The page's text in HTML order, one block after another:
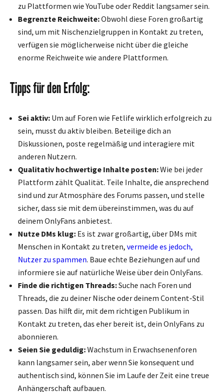
zu Plattformen wie YouTube oder Reddit langsamer sein.
Begrenzte Reichweite:Obwohl diese Foren großartig
sind, um mit Nischenzielgruppen in Kontakt zu treten,
verfügen sie möglicherweise nicht über die gleiche
enorme Reichweite wie andere Plattformen.
Tipps für den Erfolg:
Sei aktiv: Um auf Foren wie Fetlife wirklich erfolgreich zu
sein, musst du aktiv bleiben. Beteilige dich an
Diskussionen, poste regelmäßig und interagiere mit
anderen Nutzern.
Qualitativ hochwertige Inhalte posten:Wie bei jeder
Plattform zählt Qualität. Teile Inhalte, die ansprechend
sind und zur Atmosphäre des Forums passen, und stelle
sicher, dass sie mit dem übereinstimmen, was du auf
deinem OnlyFans anbietest.
Nutze DMs klug: Es ist zwar großartig, über DMs mit
Menschen in Kontakt zu treten, vermeide es jedoch,
Nutzer zu spammen. Baue echte Beziehungen auf und
informiere sie auf natürliche Weise über dein OnlyFans.
Finde die richtigen Threads:Suche nach Foren und
Threads, die zu deiner Nische oder deinem Content-Stil
passen. Das hilft dir, mit dem richtigen Publikum in
Kontakt zu treten, das eher bereit ist, dein OnlyFans zu
abonnieren.
Seien Sie geduldig:Wachstum in Erwachsenenforen
kann langsamer sein, aber wenn Sie konsequent und
authentisch sind, können Sie im Laufe der Zeit eine treue
Anhängerschaft aufbauen.